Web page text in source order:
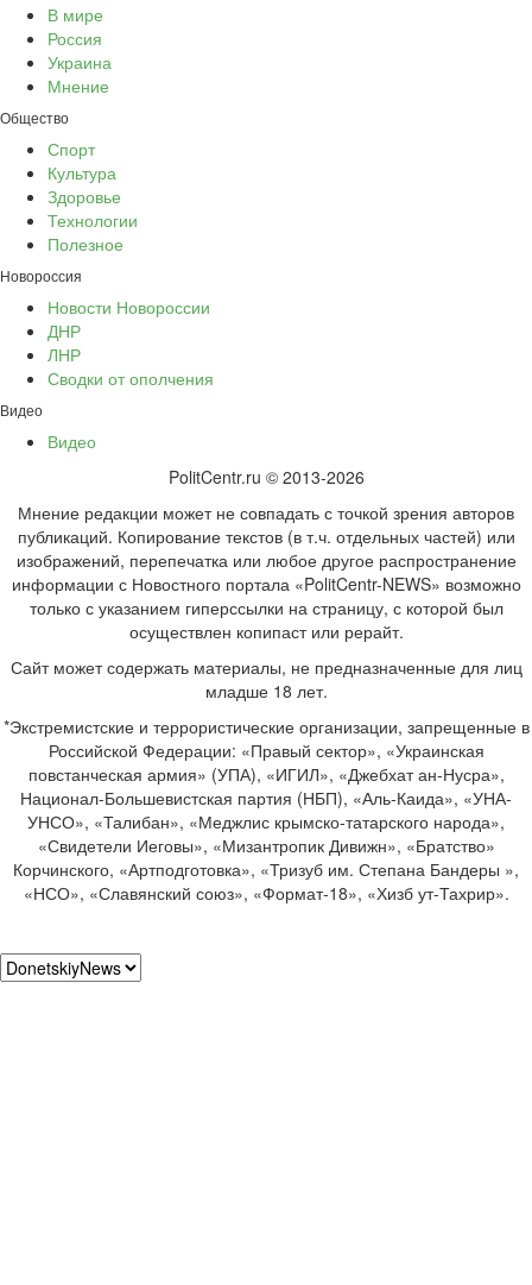
В мире
Россия
Украина
Мнение
Общество
Спорт
Культура
Здоровье
Технологии
Полезное
Новороссия
Новости Новороссии
ДНР
ЛНР
Сводки от ополчения
Видео
Видео
PolitCentr.ru © 2013-2026
Мнение редакции может не совпадать с точкой зрения авторов
публикаций. Копирование текстов (в т.ч. отдельных частей) или
изображений, перепечатка или любое другое распространение
информации с Новостного портала «PolitCentr-NEWS» возможно
только с указанием гиперссылки на страницу, с которой был
осуществлен копипаст или рерайт.
Сайт может содержать материалы, не предназначенные для лиц
младше 18 лет.
*Экстремистские и террористические организации, запрещенные в
Российской Федерации: «Правый сектор», «Украинская
повстанческая армия» (УПА), «ИГИЛ», «Джебхат ан-Нусра»,
Национал-Большевистская партия (НБП), «Аль-Каида», «УНА-
УНСО», «Талибан», «Меджлис крымско-татарского народа»,
«Свидетели Иеговы», «Мизантропик Дивижн», «Братство»
Корчинского, «Артподготовка», «Тризуб им. Степана Бандеры »,
«НСО», «Славянский союз», «Формат-18», «Хизб ут-Тахрир».